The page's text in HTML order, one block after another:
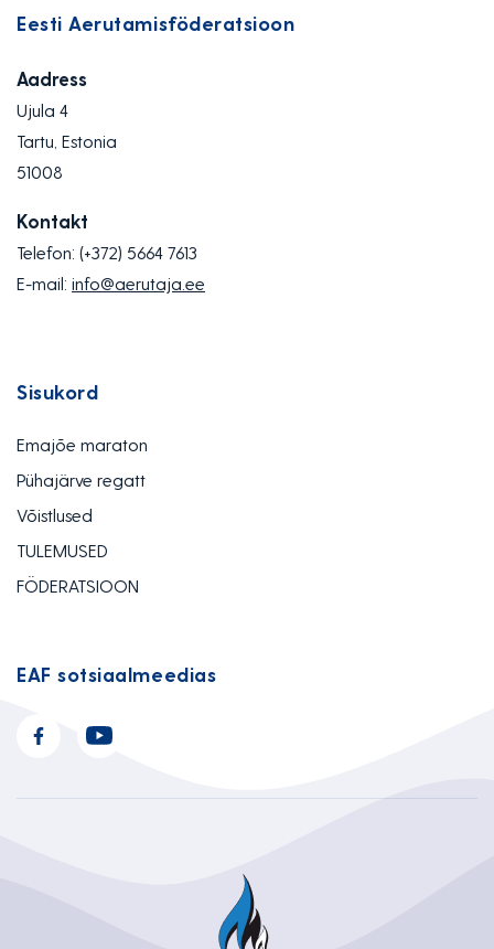
Eesti Aerutamisföderatsioon
Aadress
Ujula 4
Tartu, Estonia
51008
Kontakt
Telefon: (+372) 5664 7613
E-mail: info@aerutaja.ee
Sisukord
Emajõe maraton
Pühajärve regatt
Võistlused
TULEMUSED
FÖDERATSIOON
EAF sotsiaalmeedias